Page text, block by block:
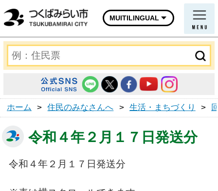
MUITILINGUAL
ホーム > 住民のみなさんへ > 生活・まちづくり >
令和４年２月１７日発送分
令和４年２月１７日発送分